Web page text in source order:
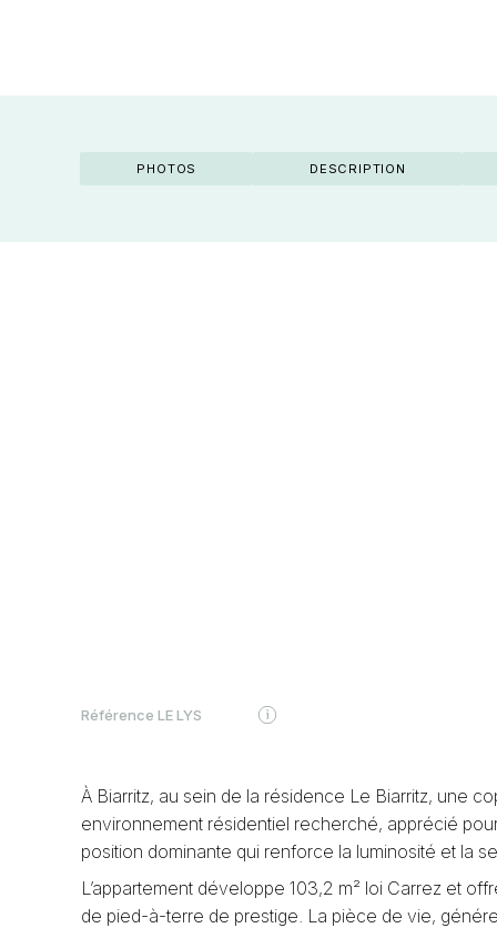
PHOTOS DESCRIPTION
Référence LE LYS
À Biarritz, au sein de la résidence Le Biarritz, une
environnement résidentiel recherché, apprécié
position dominante qui renforce la luminosité et la
L’appartement développe 103,2 m² loi Carrez et
de pied-à-terre de prestige. La pièce de vie,